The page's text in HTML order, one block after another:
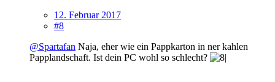
12. Februar 2017
#8
@Spartafan Naja, eher wie ein Pappkarton in ner kahlen
Papplandschaft. Ist dein PC wohl so schlecht?